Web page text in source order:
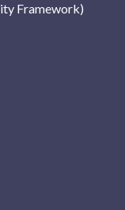
Framework)